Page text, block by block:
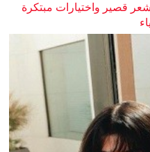
قصير واختيارات مبتكرة